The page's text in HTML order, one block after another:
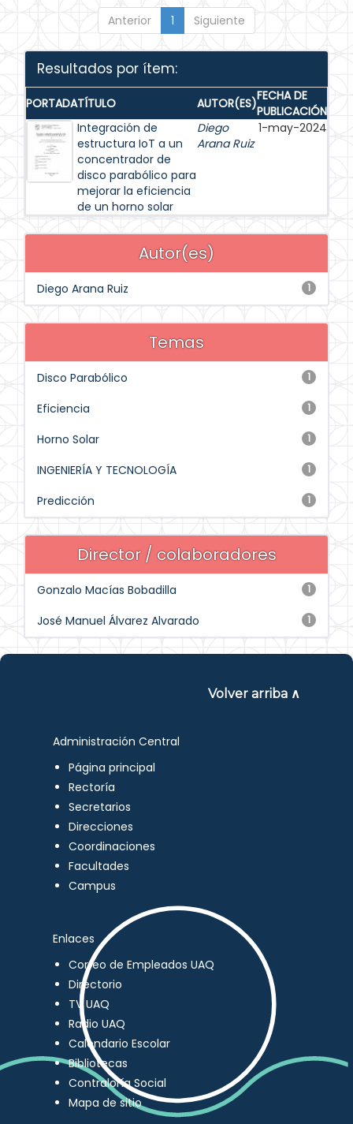
Anterior 1 Siguiente
Resultados por ítem:
PORTADATÍTULO AUTOR(ES)FECHA DE
PUBLICACIÓN
Integración de
estructura IoT a un
concentrador de
disco parabólico para
mejorar la eficiencia
de un horno solar
Diego
Arana Ruiz
1-may-2024
Autor(es)
1
Diego Arana Ruiz
Temas
1
Disco Parabólico
1
Eficiencia
1
Horno Solar
1
INGENIERÍA Y TECNOLOGÍA
1
Predicción
Director / colaboradores
1
Gonzalo Macías Bobadilla
1
José Manuel Álvarez Alvarado
Volver arriba ∧
Administración Central
Página principal
Rectoría
Secretarios
Direcciones
Coordinaciones
Facultades
Campus
Enlaces
Correo de Empleados UAQ
Directorio
TV UAQ
Radio UAQ
Calendario Escolar
Bibliotecas
Contraloría Social
Mapa de sitio